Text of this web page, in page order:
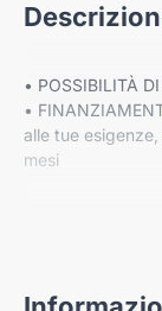
• POSSIBILITÀ
•
alle tue
mesi